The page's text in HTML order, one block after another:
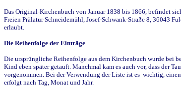
Das Original-Kirchenbuch von Januar 1838 bis 1866, befindet
Freien Prälatur Schneidemühl, Josef-Schwank-Straße 8, 36043
erlaubt.
Die Reihenfolge der Einträge
Die ursprüngliche Reihenfolge aus dem Kirchenbuch wurde bei
Kind eben später getauft. Manchmal kam es auch vor, dass der
vorgenommen. Bei der Verwendung der Liste ist es wichtig,
erfolgt nach Tag, Monat und Jahr.